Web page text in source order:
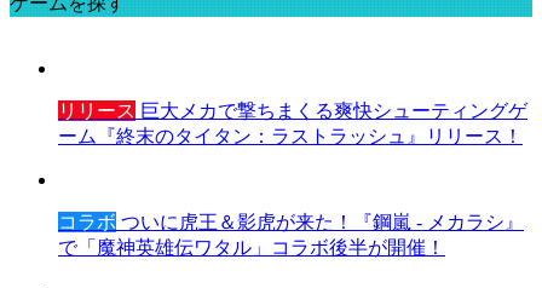
リリース 巨大メカで撃ちまくる爽快シューティングゲ
ーム『終末のタイタン：ラストラッシュ』リリース！
コラボ ついに虎王＆影虎が来た！『鋼嵐 - メカラシ』
で「魔神英雄伝ワタル」コラボ後半が開催！